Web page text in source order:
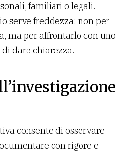
familiari o legali.
serve freddezza: non per
ma per affrontarlo con uno
dare chiarezza.
consente di osservare
con rigore e